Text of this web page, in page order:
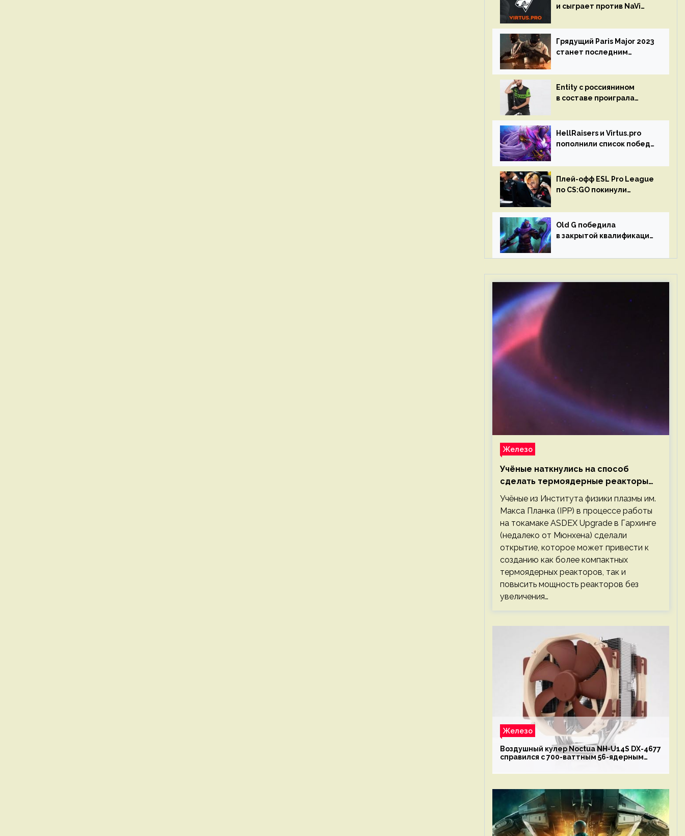
и сыграет против NaVi
Circuit
Грядущий Paris Major 2023
станет последним
GO
Entity с россиянином
в составе проиграла
Circuit 2023
HellRaisers и Virtus.pro
пополнили список побед
Плей-офф ESL Pro League
по CS:GO покинули
Old G победила
в закрытой квалификации
Западной Европы
Железо
Учёные наткнулись на способ
сделать термоядерные реакторы
более компактными или мощными
Учёные из Института физики плазмы им.
Макса Планка (IPP) в процессе работы
на токамаке ASDEX Upgrade в Гархинге
(недалеко от Мюнхена) сделали
открытие, которое может привести к
созданию как более компактных
термоядерных реакторов, так и
повысить мощность реакторов без
увеличения…
Железо
Воздушный кулер Noctua NH-U14S DX-4677
справился с 700-ваттным 56-ядерным